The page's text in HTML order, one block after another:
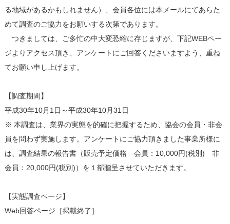
る地域があるかもしれません）、会員各位には本メールにてあらた
めて調査のご協力をお願いする次第であります。
つきましては、ご多忙の中大変恐縮に存じますが、下記WEBペー
ジよりアクセス頂き、アンケートにご回答くださいますよう、重ね
てお願い申し上げます。
【調査期間】
平成30年10月1日～平成30年10月31日
※ 本調査は、業界の実態を的確に把握するため、協会の会員・非会
員を問わず実施します。アンケートにご協力頂きました事業所様に
は、調査結果の報告書（販売予定価格 会員：10,000円(税別) 非
会員：20,000円(税別)）を１部贈呈させていただきます。
【実態調査ページ】
Web回答ページ［掲載終了］